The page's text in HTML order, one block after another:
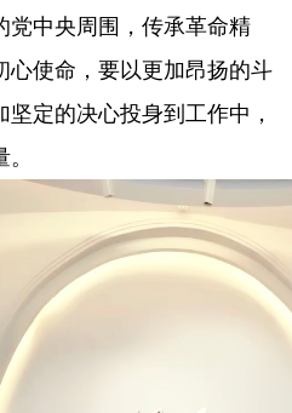
党中央周围，传承革命精
心使命，要以更加昂扬的斗
定的决心投身到工作中，